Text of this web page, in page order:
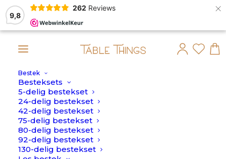
9,8
262 Reviews ×
Bestek
Besteksets
5-delig bestekset
24-delig bestekset
42-delig bestekset
75-delig bestekset
80-delig bestekset
92-delig bestekset
130-delig bestekset
10 Augustus verstuurd.